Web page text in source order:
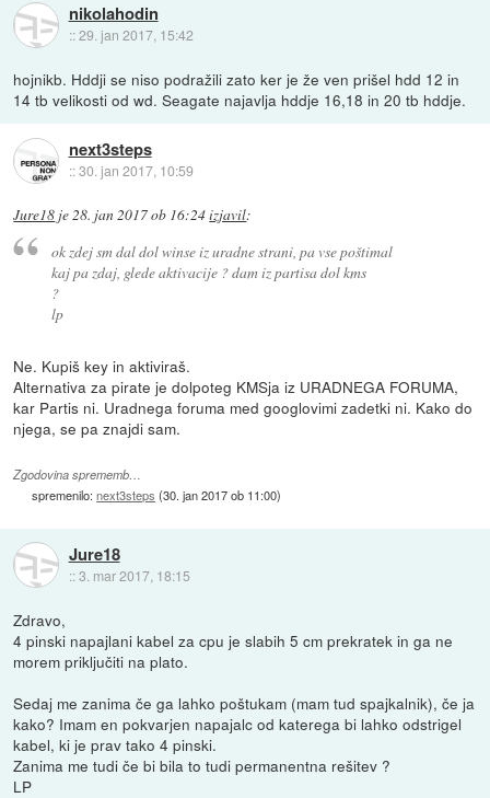
nikolahodin
::29. jan 2017, 15:42
hojnikb. Hddji se niso podražili zato ker je že ven prišel hdd 12 in
14 tb velikosti od wd. Seagate najavlja hddje 16,18 in 20 tb hddje.
next3steps
::30. jan 2017, 10:59
Jure18 je28. jan 2017 ob 16:24izjavil:
ok zdej sm dal dol winse iz uradne strani, pa vse poštimal
kaj pa zdaj, glede aktivacije ? dam iz partisa dol kms
?
lp
Ne. Kupiš key in aktiviraš.
Alternativa za pirate je dolpoteg KMSja iz URADNEGA FORUMA,
kar Partis ni. Uradnega foruma med googlovimi zadetki ni. Kako do
njega, se pa znajdi sam.
Zgodovina sprememb…
spremenilo:next3steps (30. jan 2017 ob 11:00)
Jure18
::3. mar 2017, 18:15
Zdravo,
4 pinski napajlani kabel za cpu je slabih 5 cm prekratek in ga ne
morem priključiti na plato.
Sedaj me zanima če ga lahko poštukam (mam tud spajkalnik), če ja
kako? Imam en pokvarjen napajalc od katerega bi lahko odstrigel
kabel, ki je prav tako 4 pinski.
Zanima me tudi če bi bila to tudi permanentna rešitev ?
LP